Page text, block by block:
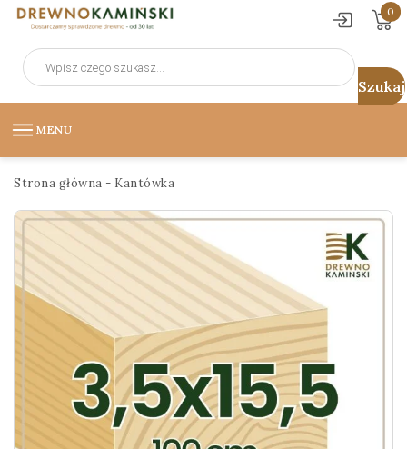
0
Wyszukiwarka
produktów
MENU
Strona główna - Kantówka